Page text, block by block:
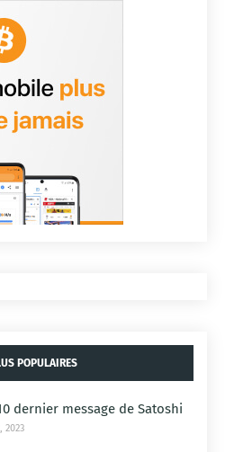
POPULAIRES
dernier message de Satoshi
2023